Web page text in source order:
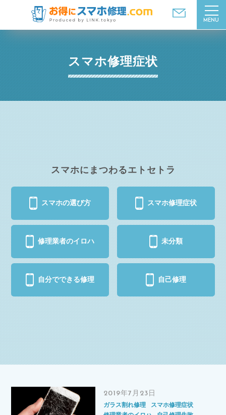
MENU
スマホ修理症状
スマホにまつわるエトセトラ
スマホの選び方 スマホ修理症状
修理業者のイロハ 未分類
自分でできる修理 自己修理
2019年7月23日
ガラス割れ修理
スマホ修理症状